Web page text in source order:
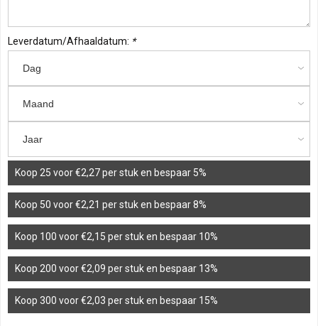
Leverdatum/Afhaaldatum: *
Koop 25 voor €2,27 per stuk en bespaar 5%
Koop 50 voor €2,21 per stuk en bespaar 8%
Koop 100 voor €2,15 per stuk en bespaar 10%
Koop 200 voor €2,09 per stuk en bespaar 13%
Koop 300 voor €2,03 per stuk en bespaar 15%